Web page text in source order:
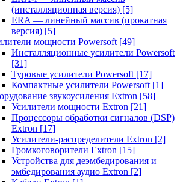
(инсталляционная версия) [5]
ERA — линейный массив (прокатная
версия) [5]
мощности Powersoft [49]
Инсталляционные усилители Powersoft
[31]
Туровые усилители Powersoft [17]
Компактные усилители Powersoft [1]
звукоусиления Extron [58]
Усилители мощности Extron [21]
Процессоры обработки сигналов (DSP)
Extron [17]
Усилители-распределители Extron [2]
Громкоговорители Extron [15]
Устройства для деэмбедирования и
эмбедирования аудио Extron [2]